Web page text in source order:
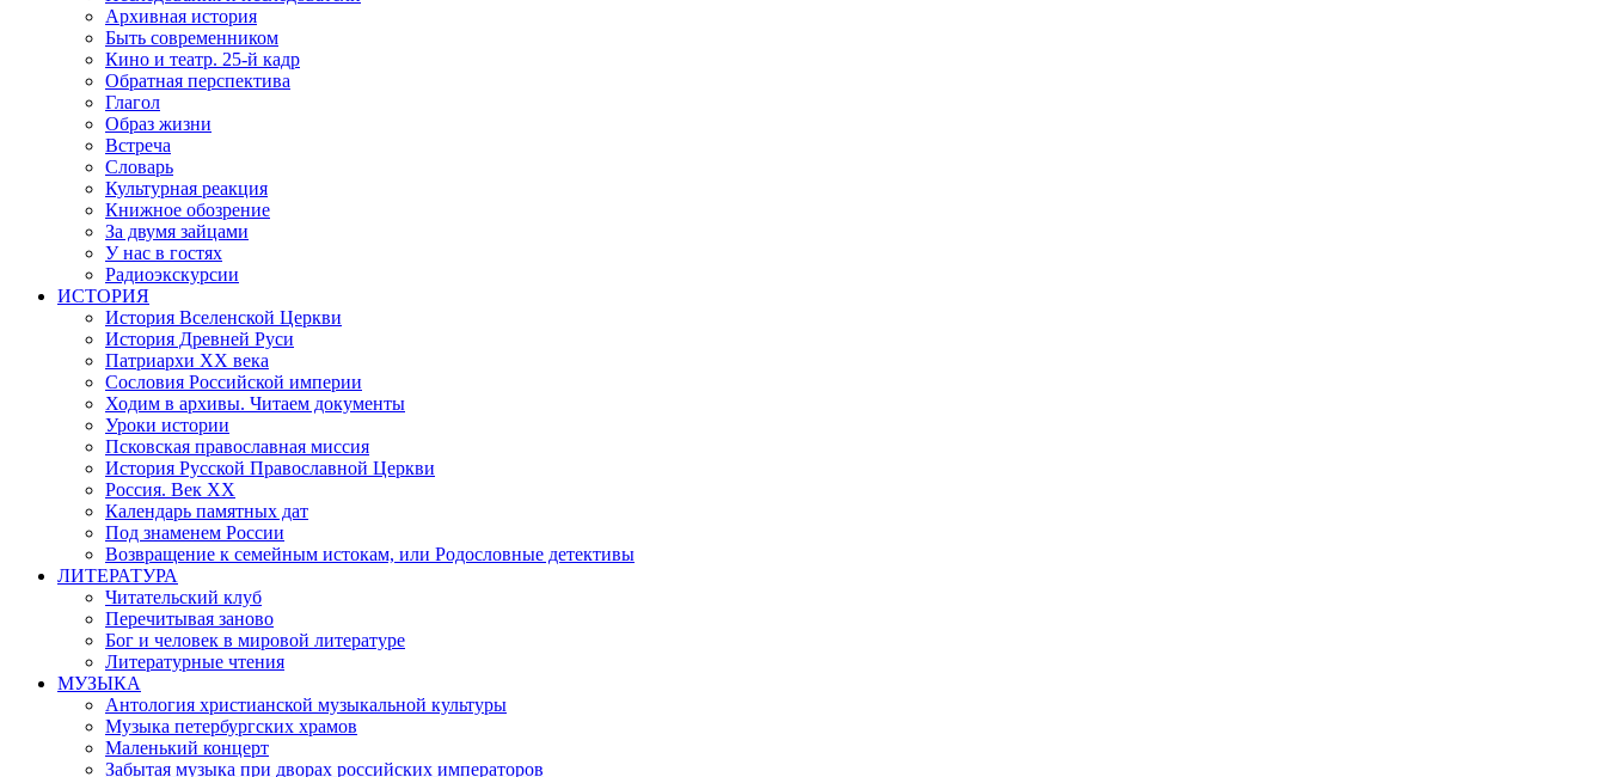
Архивная история
Быть современником
Кино и театр. 25-й кадр
Обратная перспектива
Глагол
Образ жизни
Встреча
Словарь
Культурная реакция
Книжное обозрение
За двумя зайцами
У нас в гостях
Радиоэкскурсии
ИСТОРИЯ
История Вселенской Церкви
История Древней Руси
Патриархи XX века
Сословия Российской империи
Ходим в архивы. Читаем документы
Уроки истории
Псковская православная миссия
История Русской Православной Церкви
Россия. Век ХХ
Календарь памятных дат
Под знаменем России
Возвращение к семейным истокам, или Родословные детективы
ЛИТЕРАТУРА
Читательский клуб
Перечитывая заново
Бог и человек в мировой литературе
Литературные чтения
МУЗЫКА
Антология христианской музыкальной культуры
Музыка петербургских храмов
Маленький концерт
Забытая музыка при дворах российских императоров